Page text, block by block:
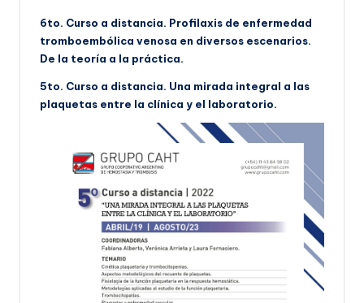
6to. Curso a distancia. Profilaxis de enfermedad
tromboembólica venosa en diversos escenarios.
De la teoría a la práctica.
5to. Curso a distancia. Una mirada integral a las
plaquetas entre la clínica y el laboratorio.